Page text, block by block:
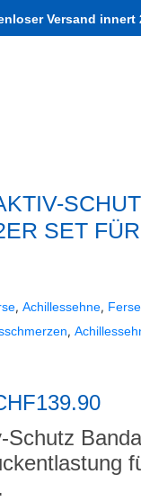
Versand innert
SET
, Achillessehne,
,
139.90
Schutz